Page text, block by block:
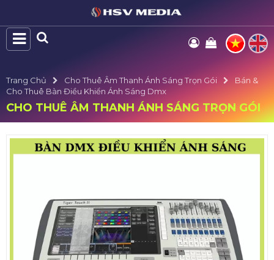
Trang Chủ Cho Thuê Âm Thanh Ánh Sáng Trọn Gói
Bán &
Cho Thuê Bàn Điều Khiển Ánh Sáng Dmx
CHO THUÊ ÂM THANH ÁNH SÁNG TRỌN GÓI